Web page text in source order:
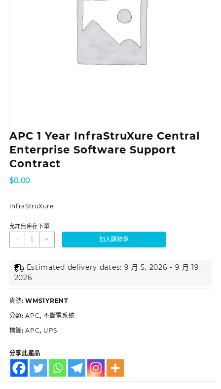
APC 1 Year InfraStruXure Central
Enterprise Software Support
Contract
$0.00
InfraStruXure
允許無庫存下單
- + 加入購物車
Estimated delivery dates: 9 月 5, 2026 - 9 月 19,
2026
貨號:WMS1YRENT
分類:APC, 不斷電系統
標籤:APC, UPS
分享此產品